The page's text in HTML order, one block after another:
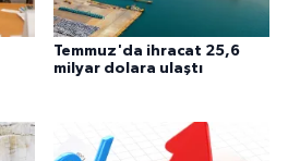
Temmuz'da ihracat 25,6
milyar dolara ulaştı